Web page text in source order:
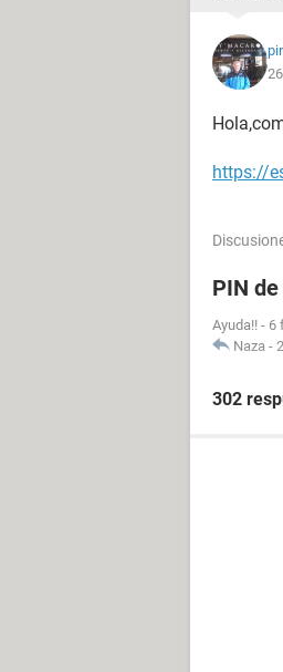
https://
PIN
Ayuda!! - 6
Naza -
302